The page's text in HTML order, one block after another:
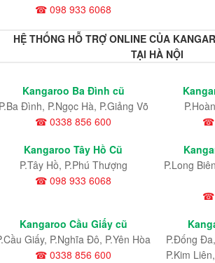
☎ 098 933 6068
HỆ THỐNG HỖ TRỢ ONLINE CỦA
TẠI HÀ NỘI
Kangaroo Ba Đình cũ
Đình, P.Ngọc Hà, P.Giảng Võ
☎ 0338 856 600
☎
Kangaroo Tây Hồ Cũ
P.Tây Hồ, P.Phú Thượng
☎ 098 933 6068
P.Long
☎
Kangaroo Cầu Giấy cũ
Giấy, P.Nghĩa Đô, P.Yên Hòa
☎ 0338 856 600
P.Đống
P.Kim